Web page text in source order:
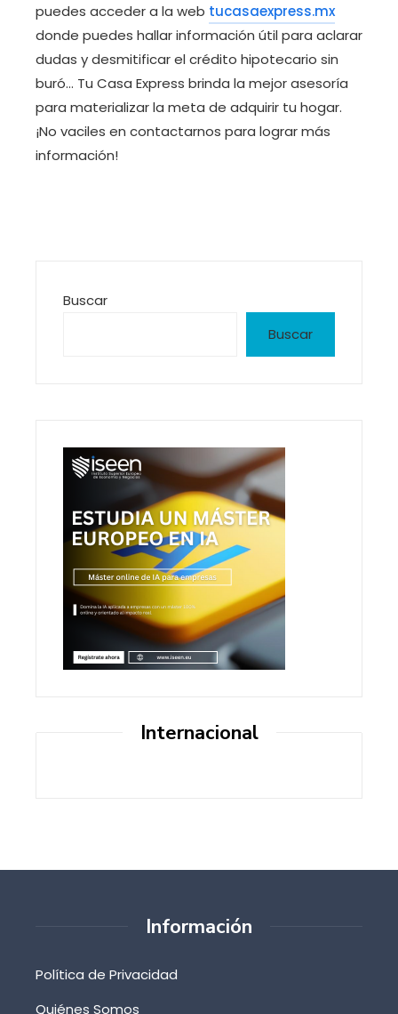
puedes acceder a la web tucasaexpress.mx
donde puedes hallar información útil para aclarar
dudas y desmitificar el crédito hipotecario sin
buró… Tu Casa Express brinda la mejor asesoría
para materializar la meta de adquirir tu hogar.
¡No vaciles en contactarnos para lograr más
información!
Buscar
Buscar
Internacional
Información
Política de Privacidad
Quiénes Somos